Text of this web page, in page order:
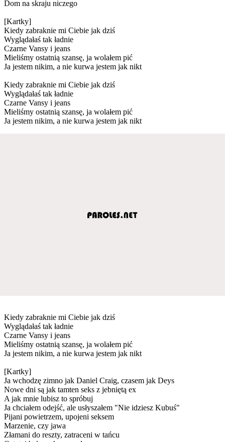
Dom na skraju niczego
[Kartky]
Kiedy zabraknie mi Ciebie jak dziś
Wyglądałaś tak ładnie
Czarne Vansy i jeans
Mieliśmy ostatnią szansę, ja wolałem pić
Ja jestem nikim, a nie kurwa jestem jak nikt
Kiedy zabraknie mi Ciebie jak dziś
Wyglądałaś tak ładnie
Czarne Vansy i jeans
Mieliśmy ostatnią szansę, ja wolałem pić
Ja jestem nikim, a nie kurwa jestem jak nikt
Kiedy zabraknie mi Ciebie jak dziś
Wyglądałaś tak ładnie
Czarne Vansy i jeans
Mieliśmy ostatnią szansę, ja wolałem pić
Ja jestem nikim, a nie kurwa jestem jak nikt
[Kartky]
Ja wchodzę zimno jak Daniel Craig, czasem jak Deys
Nowe dni są jak tamten seks z jebniętą ex
A jak mnie lubisz to spróbuj
Ja chciałem odejść, ale usłyszałem "Nie idziesz Kubuś"
Pijani powietrzem, upojeni seksem
Marzenie, czy jawa
Złamani do reszty, zatraceni w tańcu